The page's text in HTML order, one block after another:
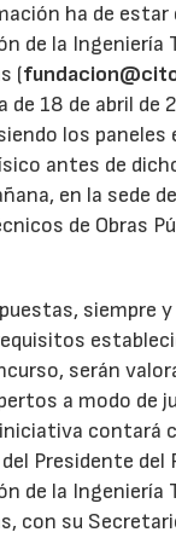
ha de estar
de la Ingeniería
(
de 18 de abril de
los paneles
antes de
en la sede
de Obras
siempre
serán
a modo de
contará
Presidente del
de la Ingeniería
con su